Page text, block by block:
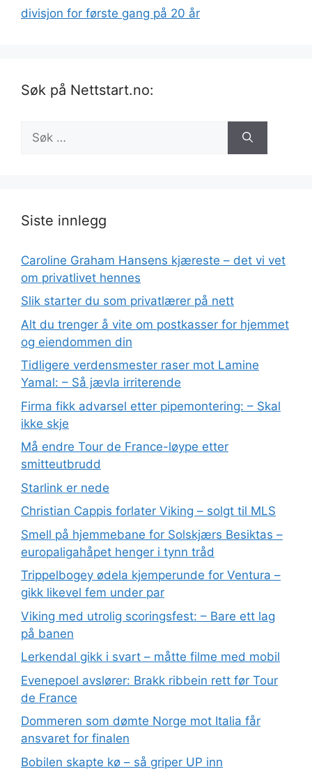
divisjon for første gang på 20 år
Søk på Nettstart.no:
etter:
Siste innlegg
Caroline Graham Hansens kjæreste – det vi vet
om privatlivet hennes
Slik starter du som privatlærer på nett
Alt du trenger å vite om postkasser for hjemmet
og eiendommen din
Tidligere verdensmester raser mot Lamine
Yamal: – Så jævla irriterende
Firma fikk advarsel etter pipemontering: – Skal
ikke skje
Må endre Tour de France-løype etter
smitteutbrudd
Starlink er nede
Christian Cappis forlater Viking – solgt til MLS
Smell på hjemmebane for Solskjærs Besiktas –
europaligahåpet henger i tynn tråd
Trippelbogey ødela kjemperunde for Ventura –
gikk likevel fem under par
Viking med utrolig scoringsfest: – Bare ett lag
på banen
Lerkendal gikk i svart – måtte filme med mobil
Evenepoel avslører: Brakk ribbein rett før Tour
de France
Dommeren som dømte Norge mot Italia får
ansvaret for finalen
Bobilen skapte kø – så griper UP inn